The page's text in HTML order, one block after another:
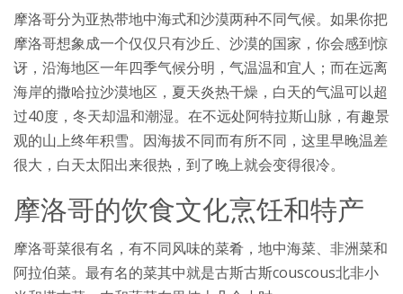
摩洛哥分为亚热带地中海式和沙漠两种不同气候。如果你把
摩洛哥想象成一个仅仅只有沙丘、沙漠的国家，你会感到惊
讶，沿海地区一年四季气候分明，气温温和宜人；而在远离
海岸的撒哈拉沙漠地区，夏天炎热干燥，白天的气温可以超
过40度，冬天却温和潮湿。在不远处阿特拉斯山脉，有趣景
观的山上终年积雪。因海拔不同而有所不同，这里早晚温差
很大，白天太阳出来很热，到了晚上就会变得很冷。
摩洛哥的饮食文化烹饪和特产
摩洛哥菜很有名，有不同风味的菜肴，地中海菜、非洲菜和
阿拉伯菜。最有名的菜其中就是古斯古斯couscous北非小